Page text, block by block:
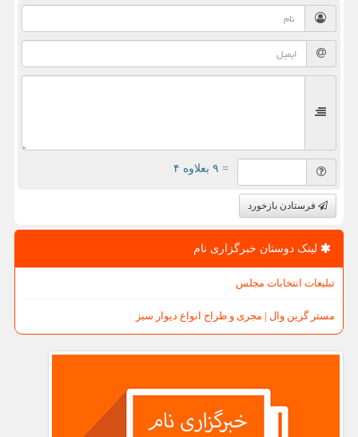
= ۹ بعلاوه ۴
فرستادن بازخورد
لینک دوستان خبرگزاری نام
تبلیغات انتخابات مجلس
مستر گرین وال | مجری و طراح انواع دیوار سبز